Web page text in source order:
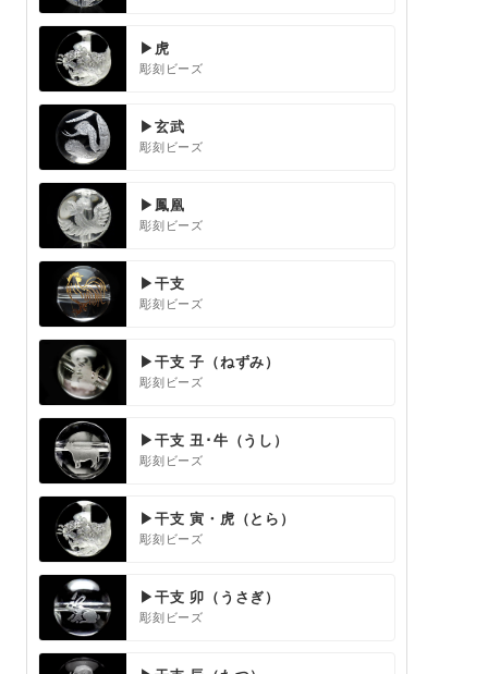
▶虎
彫刻ビーズ
▶玄武
彫刻ビーズ
▶鳳凰
彫刻ビーズ
▶干支
彫刻ビーズ
▶干支 子（ねずみ）
彫刻ビーズ
▶干支 丑･牛（うし）
彫刻ビーズ
▶干支 寅・虎（とら）
彫刻ビーズ
▶干支 卯（うさぎ）
彫刻ビーズ